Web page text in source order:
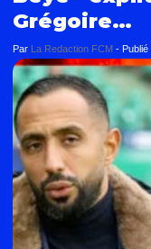
Grégoire…
Par La Redaction FCM - Publié